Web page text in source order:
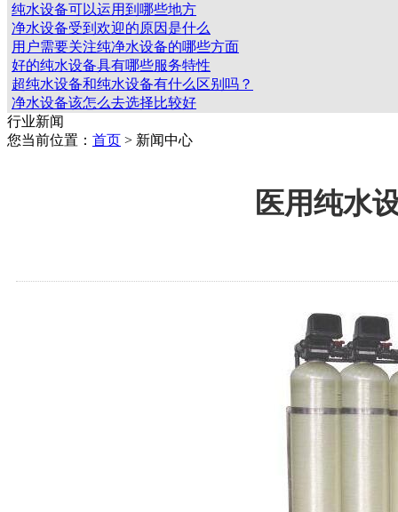
纯水设备可以运用到哪些地方
净水设备受到欢迎的原因是什么
用户需要关注纯净水设备的哪些方面
好的纯水设备具有哪些服务特性
超纯水设备和纯水设备有什么区别吗？
净水设备该怎么去选择比较好
行业新闻
您当前位置： 首页 > 新闻中心
医用纯水